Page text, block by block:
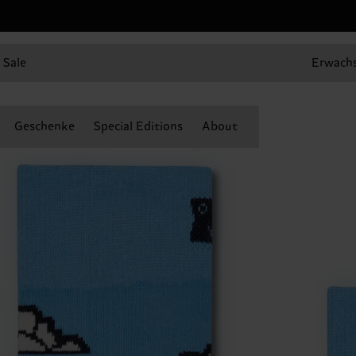
Sale
Geschenke Special Editions About